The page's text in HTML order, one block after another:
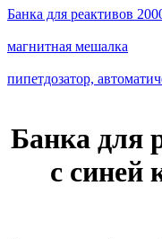
Банка для реактивов
магнитная мешалка
пипетдозатор,
Банка для
с